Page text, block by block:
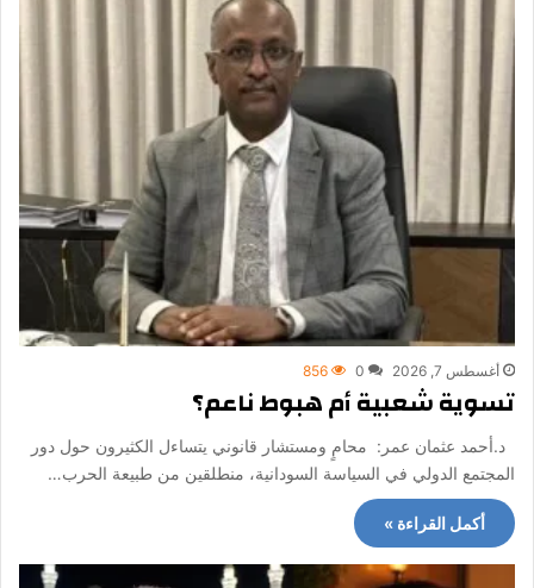
أغسطس 7, 2026 0
856
تسوية شعبية أم هبوط ناعم؟
د.أحمد عثمان عمر: محامٍ ومستشار قانوني يتساءل الكثيرون حول دور
المجتمع الدولي في السياسة السودانية، منطلقين من طبيعة الحرب…
أكمل القراءة »